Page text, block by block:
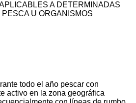
A DETERMINADAS
U ORGANISMOS
todo el año pescar con
activo en la zona geográfica